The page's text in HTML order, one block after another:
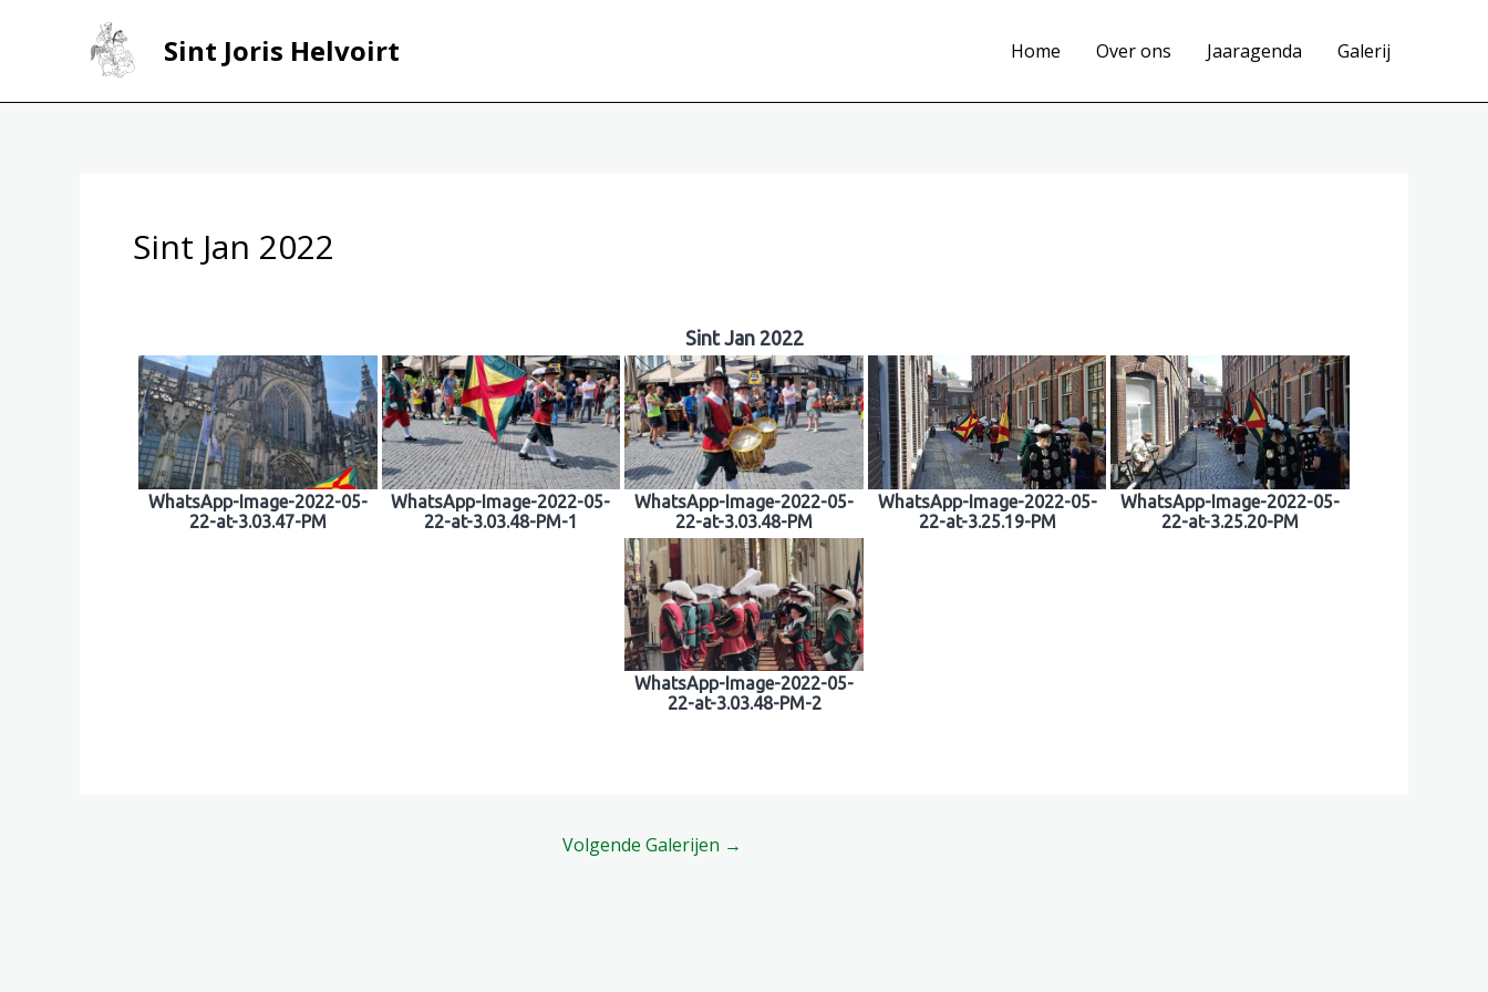
inhoud
Sint Joris Helvoirt Home Over ons Jaaragenda Galerij
Sint Jan 2022
Sint Jan 2022
WhatsApp-Image-2022-05-
22-at-3.03.47-PM
WhatsApp-Image-2022-05-
22-at-3.03.48-PM-1
WhatsApp-Image-2022-05-
22-at-3.03.48-PM
WhatsApp-Image-2022-05-
22-at-3.25.19-PM
WhatsApp-Image-2022-05-
22-at-3.25.20-PM
WhatsApp-Image-2022-05-
22-at-3.03.48-PM-2
Volgende Galerijen →